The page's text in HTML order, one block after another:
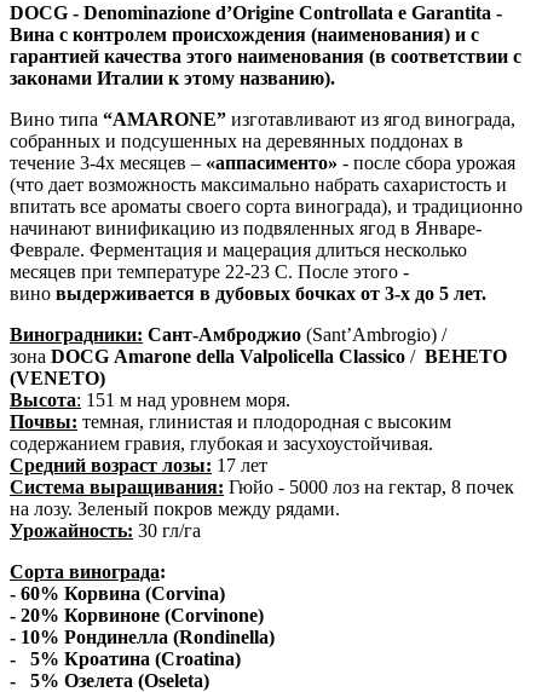
DOCG - Denominazione d’Origine Controllata e Garantita -
Вина с контролем происхождения (наименования) и с
гарантией качества этого наименования (в соответствии с
законами Италии к этому названию).
Вино типа “AMARONE” изготавливают из ягод винограда,
собранных и подсушенных на деревянных поддонах в
течение 3-4х месяцев – «аппасименто» - после сбора урожая
(что дает возможность максимально набрать сахаристость и
впитать все ароматы своего сорта винограда), и традиционно
начинают винификацию из подвяленных ягод в Январе-
Феврале. Ферментация и мацерация длиться несколько
месяцев при температуре 22-23 С. После этого -
вино выдерживается в дубовых бочках от 3-х до 5 лет.
Виноградники: Сант-Амброджио (Sant’Ambrogio) /
зона DOCG Amarone della Valpolicella Classico / ВЕНЕТО
(VENETO)
Высота: 151 м над уровнем моря.
Почвы: темная, глинистая и плодородная с высоким
содержанием гравия, глубокая и засухоустойчивая.
Средний возраст лозы: 17 лет
Система выращивания: Гюйо - 5000 лоз на гектар, 8 почек
на лозу. Зеленый покров между рядами.
Урожайность: 30 гл/га
Сорта винограда:
- 60% Корвина (Corvina)
- 20% Корвиноне (Corvinone)
- 10% Рондинелла (Rondinella)
- 5% Кроатина (Croatina)
- 5% Озелета (Oseleta)